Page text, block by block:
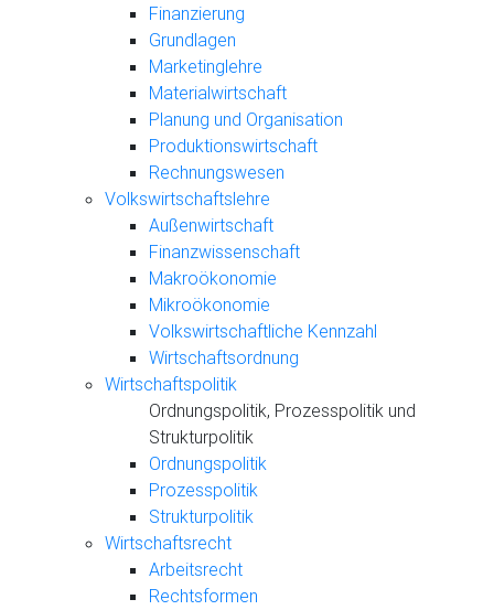
Finanzierung
Grundlagen
Marketinglehre
Materialwirtschaft
Planung und Organisation
Produktionswirtschaft
Rechnungswesen
Volkswirtschaftslehre
Außenwirtschaft
Finanzwissenschaft
Makroökonomie
Mikroökonomie
Volkswirtschaftliche Kennzahl
Wirtschaftsordnung
Wirtschaftspolitik
Ordnungspolitik, Prozesspolitik und
Strukturpolitik
Ordnungspolitik
Prozesspolitik
Strukturpolitik
Wirtschaftsrecht
Arbeitsrecht
Rechtsformen